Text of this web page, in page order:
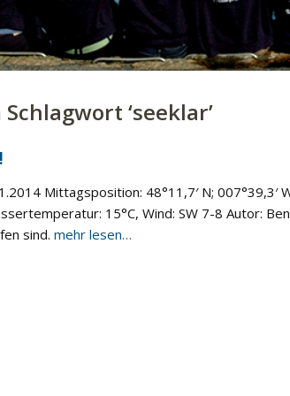
‘seeklar’
Mittagsposition: 48°11,7′ N; 007°39,3′
15°C, Wind: SW 7-8 Autor:
sind. mehr lesen…